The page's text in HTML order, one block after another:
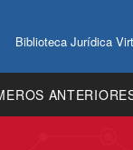
Biblioteca Jurídica